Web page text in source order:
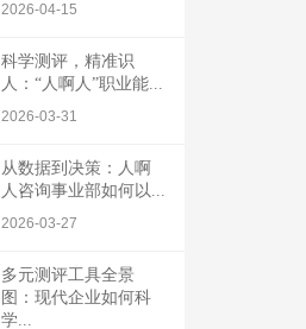
2026-04-15
科学测评，精准识
人：“人啊人”职业能...
2026-03-31
从数据到决策：人啊
人咨询事业部如何以...
2026-03-27
多元测评工具全景
图：现代企业如何科
学...